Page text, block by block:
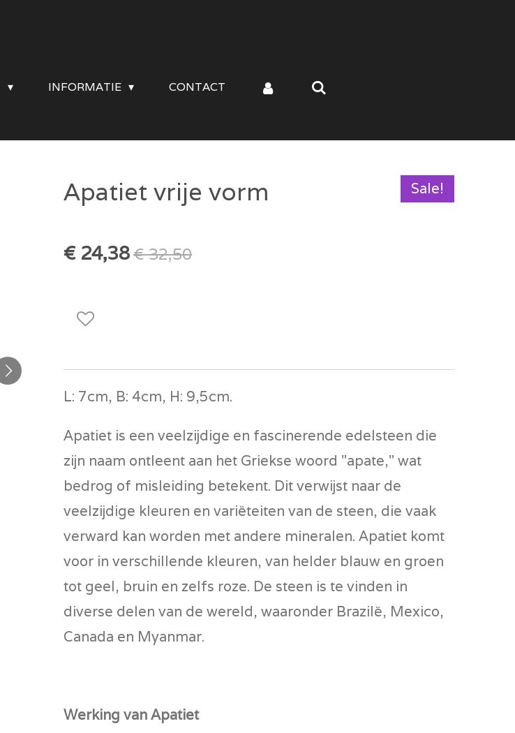
INFORMATIE CONTACT
Apatiet vrije vorm Sale!
€ 24,38€ 32,50
L: 7cm, B: 4cm, H: 9,5cm.
Apatiet is een veelzijdige en fascinerende edelsteen die
zijn naam ontleent aan het Griekse woord "apate," wat
bedrog of misleiding betekent. Dit verwijst naar de
veelzijdige kleuren en variëteiten van de steen, die vaak
verward kan worden met andere mineralen. Apatiet komt
voor in verschillende kleuren, van helder blauw en groen
tot geel, bruin en zelfs roze. De steen is te vinden in
diverse delen van de wereld, waaronder Brazilë, Mexico,
Canada en Myanmar.
Werking van Apatiet